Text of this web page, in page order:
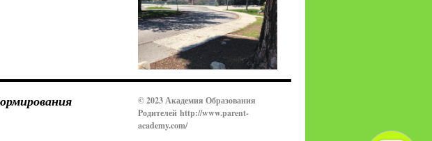
© 2023 Академия Образования
Родителей http://www.parent-
academy.com/